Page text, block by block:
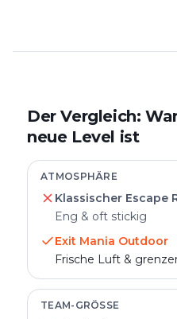
Der Vergleich:
neue Level ist
ATMOSPHÄRE
Klassischer Escape
Eng & oft stickig
Exit Mania Outdoor
Frische Luft &
TEAM-GRÖSSE